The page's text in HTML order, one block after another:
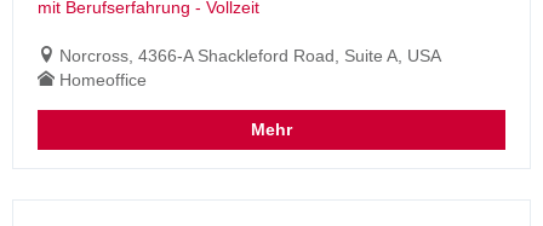
mit Berufserfahrung - Vollzeit
Norcross, 4366-A Shackleford Road, Suite A, USA
Homeoffice
Mehr